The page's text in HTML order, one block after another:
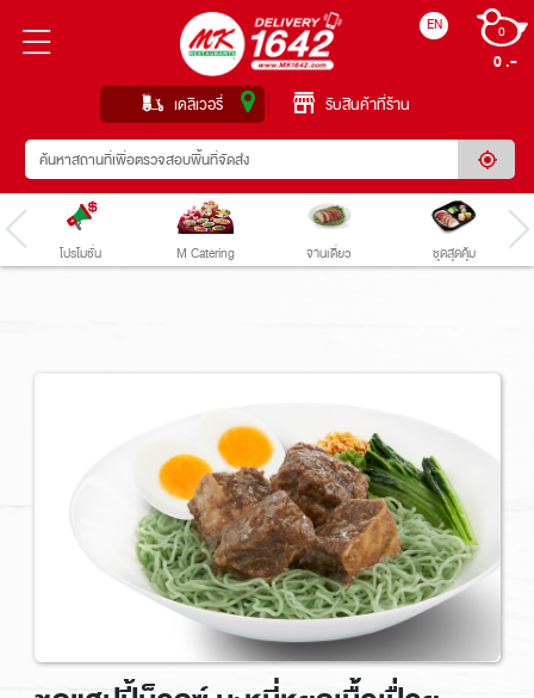
0
เดลิเวอรี่ รับสินค้าที่ร้าน
โปรโมชั่น M Catering จานเดี่ยว ชุดสุดคุ้ม